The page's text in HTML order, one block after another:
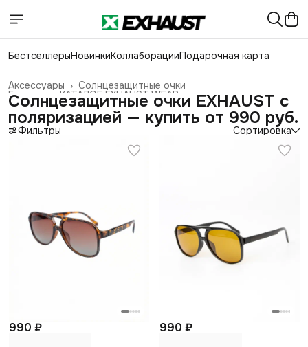
БестселлерыНовинкиКоллаборацииПодарочная карта
Солнцезащитные очки
Аксессуары ›
КАТАЛОГ EXHAUST WEAR
Главная
Солнцезащитные очки EXHAUST с
поляризацией — купить от 990 руб.
Фильтры Сортировка
990 ₽ 990 ₽